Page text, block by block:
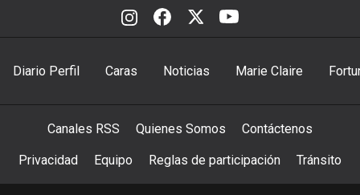
Diario Perfil Caras Noticias Marie Claire
Canales RSS Quienes Somos Contáctenos
Privacidad Equipo Reglas de participación Tránsito